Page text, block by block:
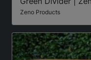
Zeno Products